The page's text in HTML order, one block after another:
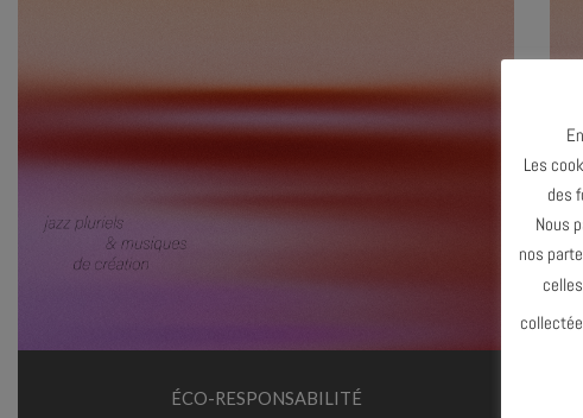
ÉCO-RESPONSABILITÉ
Les
des
Nous
nos